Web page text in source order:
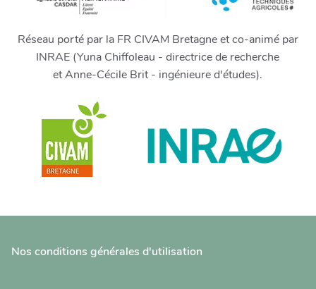
Réseau porté par la FR CIVAM Bretagne et co-animé par
INRAE (Yuna Chiffoleau - directrice de recherche
et Anne-Cécile Brit - ingénieure d'études).
Nos conditions générales d'utilisation